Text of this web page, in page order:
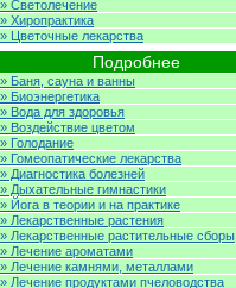
» Светолечение
» Хиропрактика
» Цветочные лекарства
Подробнее
» Баня, сауна и ванны
» Биоэнергетика
» Вода для здоровья
» Воздействие цветом
» Голодание
» Гомеопатические лекарства
» Диагностика болезней
» Дыхательные гимнастики
» Йога в теории и на практике
» Лекарственные растения
» Лекарственные растительные сборы
» Лечение ароматами
» Лечение камнями, металлами
» Лечение продуктами пчеловодства